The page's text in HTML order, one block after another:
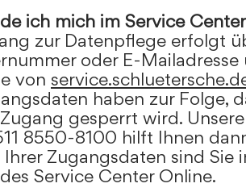
ich mich im Service
zur Datenpflege erfolgt
oder E-
von
haben zur Folge,
gesperrt wird.
8550-8100 hilft Ihnen
Ihrer Zugangsdaten sind Sie
Service Center Online.